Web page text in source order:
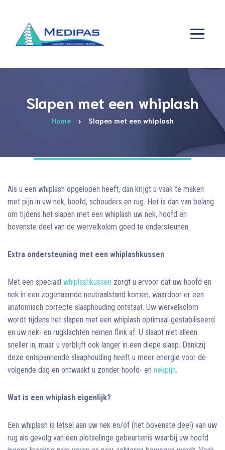
Slapen met een whiplash
Home Slapen met een whiplash
Als u een whiplash opgelopen heeft, dan krijgt u vaak te maken
met pijn in uw nek, hoofd, schouders en rug. Het is dan van belang
om tijdens het slapen met een whiplash uw nek, hoofd en
bovenste deel van de wervelkolom goed te ondersteunen.
Extra ondersteuning met een whiplashkussen
Met een speciaal whiplashkussen zorgt u ervoor dat uw hoofd en
nek in een zogenaamde neutraalstand komen, waardoor er een
anatomisch correcte slaaphouding ontstaat. Uw wervelkolom
wordt tijdens het slapen met een whiplash optimaal gestabiliseerd
en uw nek- en rugklachten nemen flink af. U slaapt niet alleen
sneller in, maar u verblijft ook langer in een diepe slaap. Dankzij
deze ontspannende slaaphouding heeft u meer energie voor de
volgende dag en ontwaakt u zonder hoofd- en nekpijn.
Wat is een whiplash eigenlijk?
Een whiplash is letsel aan uw nek en/of (het bovenste deel) van uw
rug als gevolg van een plotselinge gebeurtenis waarbij uw hoofd